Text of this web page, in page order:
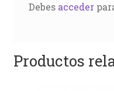
Debes acceder
Productos